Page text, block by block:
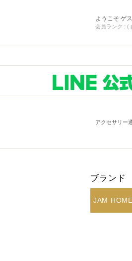
ようこそ ゲ
会員ランク : (
アクセサリー
ブランド
JAM